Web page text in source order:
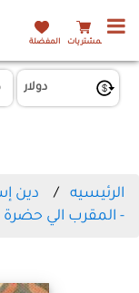
المشتريات المفضلة
الرئيسيه دين
- المقرب الي